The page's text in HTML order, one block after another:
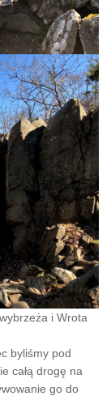
i Wrota
byliśmy pod
całą drogę na
go do